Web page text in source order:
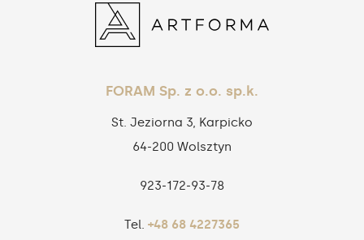
FORAM Sp. z o.o. sp.k.
St. Jeziorna 3, Karpicko
64-200 Wolsztyn
923‑172‑93‑78
Tel. +48 68 4227365